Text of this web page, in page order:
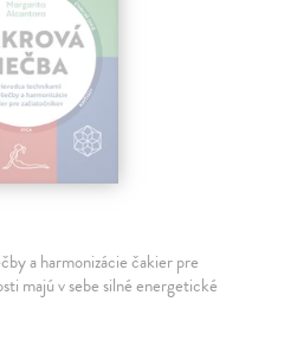
a harmonizácie čakier pre
majú v sebe silné energetické